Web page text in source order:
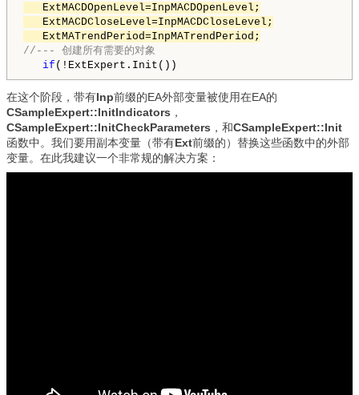
ExtMACDOpenLevel=InpMACDOpenLevel;
ExtMACDCloseLevel=InpMACDCloseLevel;
ExtMATrendPeriod=InpMATrendPeriod;
//--- 创建所有需要的对象
if
在这个阶段，带有Inp前缀的EA外部变量被使用在EA的
CSampleExpert::InitIndicators ，
CSampleExpert::InitCheckParameters ，和CSampleExpert::Init
函数中。我们要用副本变量（带有Ext前缀的）替换这些函数中的外部
变量。在此我建议一个非常规的解决方案：